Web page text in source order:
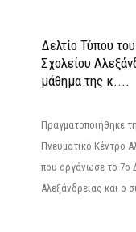
Δελτίο Τύπου
Σχολείου
μάθημα της κ....
Πραγματοποιήθηκε
Πνευματικό Κέντρο
που οργάνωσε το 7ο
Αλεξάνδρειας και ο